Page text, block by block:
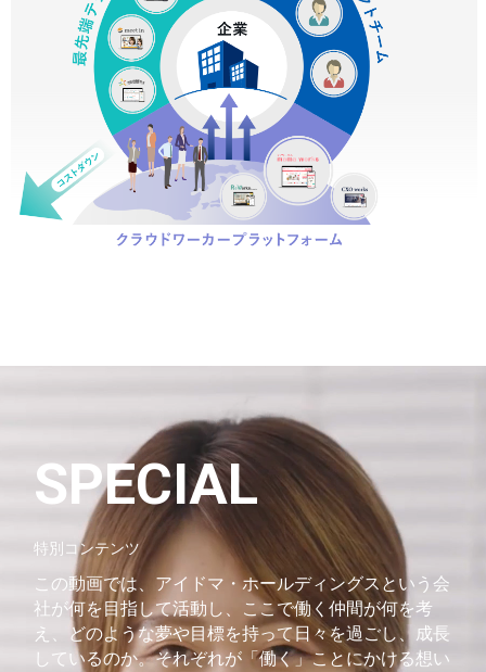
SPECIAL
特別コンテンツ
この動画では、アイドマ・ホールディングスという会
社が何を目指して活動し、ここで働く仲間が何を考
え、どのような夢や目標を持って日々を過ごし、成長
しているのか。それぞれが「働く」ことにかける想い